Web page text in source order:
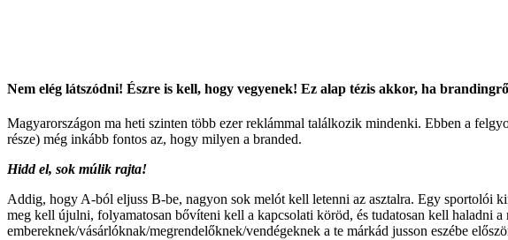
Nem elég látszódni! Észre is kell, hogy vegyenek! Ez alap tézis akkor, ha
Magyarországon ma heti szinten több ezer reklámmal találkozik mindenki. Ebben a
része) még inkább fontos az, hogy milyen a branded.
Hidd el, sok múlik rajta!
Addig, hogy A-ból eljuss B-be, nagyon sok melót kell letenni az asztalra. Egy sportolói
meg kell újulni, folyamatosan bővíteni kell a kapcsolati köröd, és tudatosan kell haladni
embereknek/vásárlóknak/megrendelőknek/vendégeknek a te márkád jusson eszébe